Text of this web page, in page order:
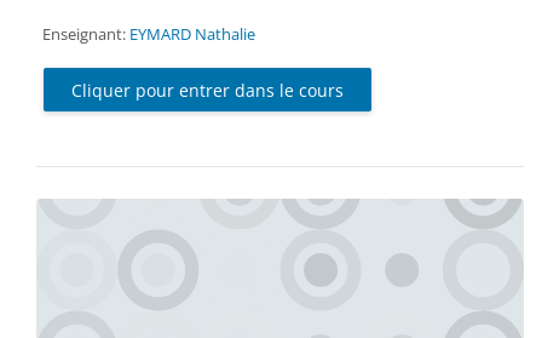
Enseignant: EYMARD Nathalie
Cliquer pour entrer dans le cours